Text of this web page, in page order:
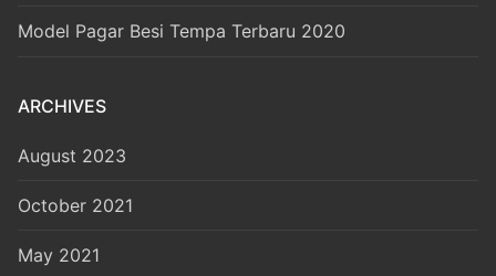
Model Pagar Besi Tempa Terbaru 2020
ARCHIVES
August 2023
October 2021
May 2021